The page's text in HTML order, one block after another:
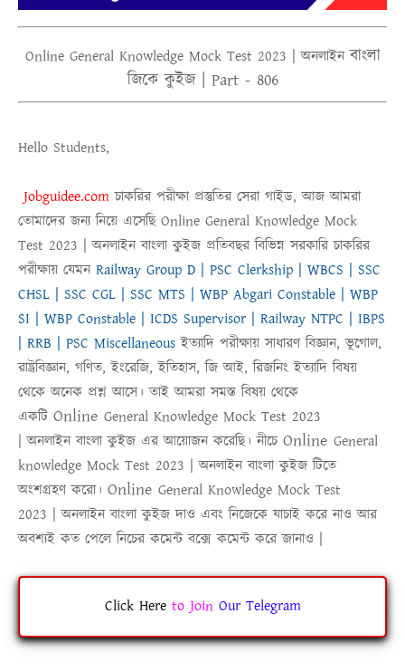
Online General Knowledge Mock Test 2023 |অনলাইনবাংলা
জিকে কুইজ | Part - 806
Hello Students,
Jobguidee.com চাকরির পরীক্ষা প্রস্তুতির সেরা গাইড, আজ আমরা
তোমাদের জন্য নিয়ে এসেছি Online General Knowledge Mock
Test 2023 |অনলাইনবাংলা কুইজ প্রতিবছর বিভিন্ন সরকারি চাকরির
পরীক্ষায় যেমন Railway Group D | PSC Clerkship | WBCS | SSC
CHSL | SSC CGL | SSC MTS | WBP Abgari Constable | WBP
SI | WBP Constable | ICDS Supervisor | Railway NTPC | IBPS
| RRB | PSC Miscellaneous ইত্যাদি পরীক্ষায় সাধারণ বিজ্ঞান, ভূগোল,
রাষ্ট্রবিজ্ঞান, গণিত, ইংরেজি, ইতিহাস, জি আই, রিজনিং ইত্যাদি বিষয়
থেকে অনেক প্রশ্ন আসে। তাই আমরা সমস্ত বিষয় থেকে
একটি Online General Knowledge Mock Test 2023
|অনলাইনবাংলা কুইজ এর আয়োজন করেছি। নীচে Online General
knowledge Mock Test 2023 |অনলাইন বাংলা কুইজটিতে
অংশগ্রহণ করো। Online General Knowledge Mock Test
2023 |অনলাইন বাংলা কুইজ দাও এবং নিজেকে যাচাই করে নাও আর
অবশ্যই কত পেলে নিচের কমেন্ট বক্সে কমেন্ট করে জানাও |
Click HeretoJoinOur Telegram